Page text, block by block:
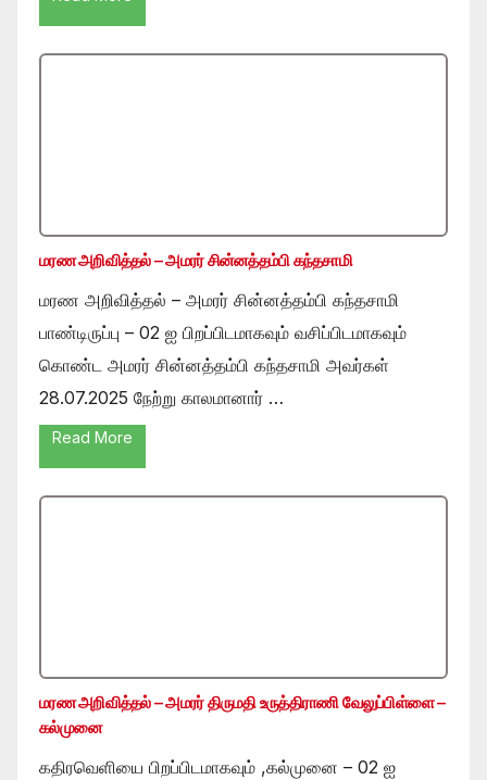
மரண அறிவித்தல் – அமரர் சின்னத்தம்பி கந்தசாமி
மரண அறிவித்தல் – அமரர் சின்னத்தம்பி கந்தசாமி
பாண்டிருப்பு – 02 ஐ பிறப்பிடமாகவும் வசிப்பிடமாகவும்
கொண்ட அமரர் சின்னத்தம்பி கந்தசாமி அவர்கள்
28.07.2025 நேற்று காலமானார் …
Read More
மரண அறிவித்தல் – அமரர் திருமதி உருத்திராணி வேலுப்பிள்ளை –
கல்முனை
கதிரவெளியை பிறப்பிடமாகவும் ,கல்முனை – 02 ஐ